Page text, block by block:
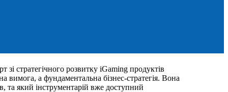
стратегічного розвитку iGaming продуктів
а фундаментальна бізнес-стратегія. Вона
та який інструментарій вже доступний